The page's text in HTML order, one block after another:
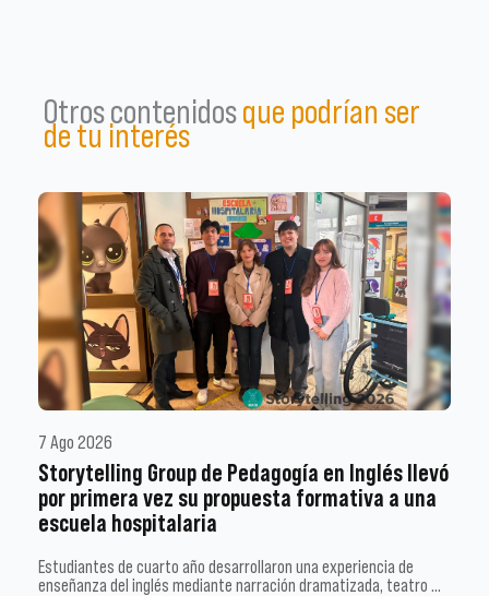
Otros contenidosque podrían ser
de tu interés
7 Ago 2026
Storytelling Group de Pedagogía en Inglés llevó
por primera vez su propuesta formativa a una
escuela hospitalaria
Estudiantes de cuarto año desarrollaron una experiencia de
enseñanza del inglés mediante narración dramatizada, teatro …